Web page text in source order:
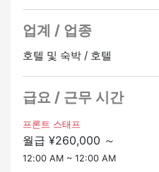
여러분과 같은 나라에서 일
니다!
업계 / 업종
호텔 및 숙박 / 호텔
급요 / 근무 시간
프론트 스태프
월급 ¥260,000 ～
12:00 AM ~ 12:00 AM